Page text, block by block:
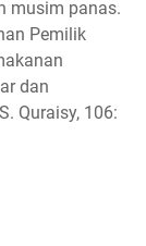
musim panas.
Pemilik
dan
Quraisy, 106: